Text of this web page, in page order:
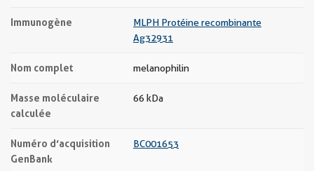
Immunogène
MLPH Protéine recombinante
Ag32931
Nom complet melanophilin
Masse moléculaire
calculée
66 kDa
Numéro d’acquisition
GenBank
BC001653